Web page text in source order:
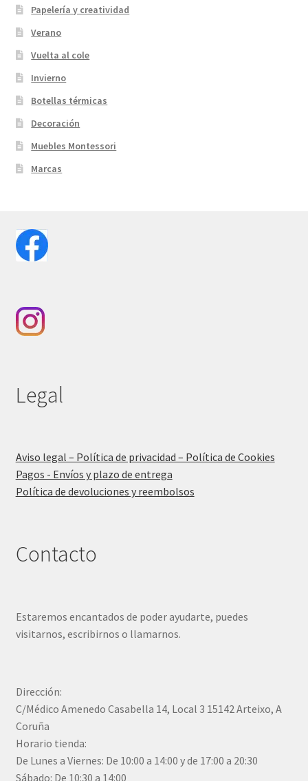
Papelería y creatividad
Verano
Vuelta al cole
Invierno
Botellas térmicas
Decoración
Muebles Montessori
Marcas
Legal
Aviso legal – Política de privacidad – Política de Cookies
Pagos - Envíos y plazo de entrega
Política de devoluciones y reembolsos
Contacto
Estaremos encantados de poder ayudarte, puedes
visitarnos, escribirnos o llamarnos.
Dirección:
C/Médico Amenedo Casabella 14, Local 3 15142 Arteixo, A
Coruña
Horario tienda:
De Lunes a Viernes: De 10:00 a 14:00 y de 17:00 a 20:30
Sábado: De 10:30 a 14:00